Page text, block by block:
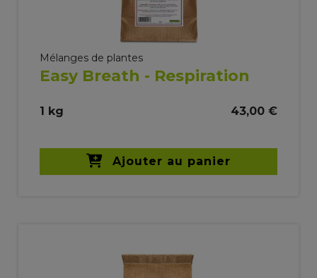
Mélanges de plantes
Easy Breath - Respiration
1 kg 43,00 €
Ajouter au panier